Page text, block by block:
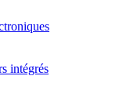
intégrés